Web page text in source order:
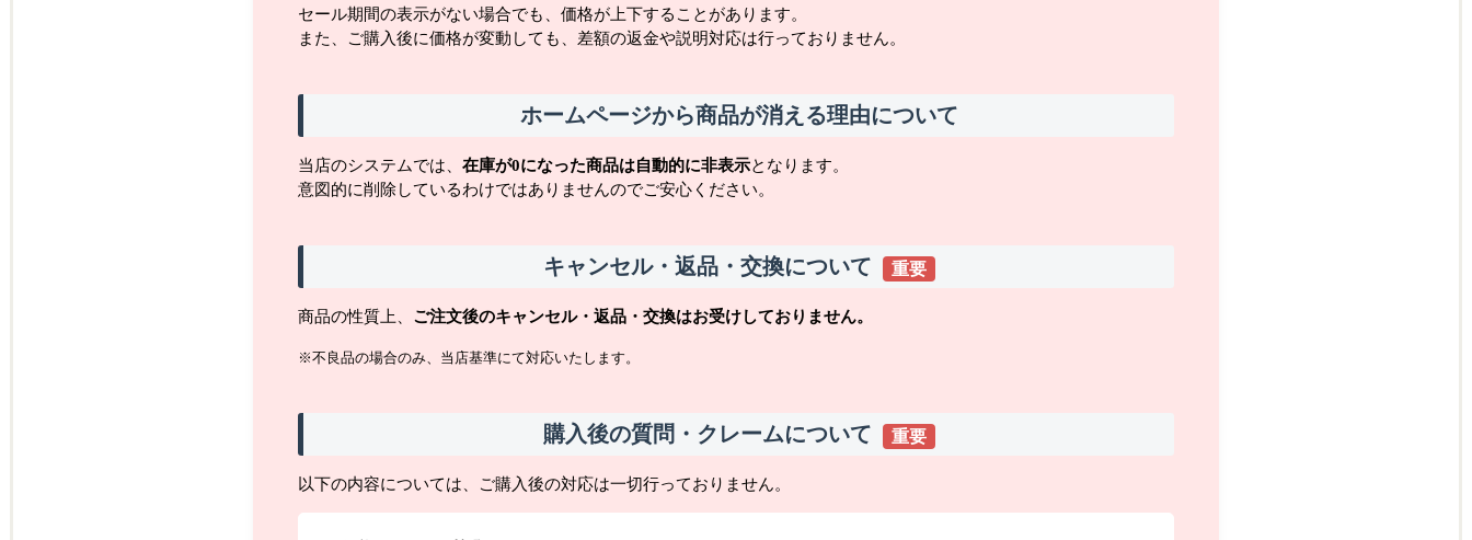
セール期間の表示がない場合でも、価格が上下することがあります。
また、ご購入後に価格が変動しても、差額の返金や説明対応は行っておりません。
ホームページから商品が消える理由について
当店のシステムでは、 在庫が0になった商品は自動的に非表示となります。
意図的に削除しているわけではありませんのでご安心ください。
キャンセル・返品・交換について 重要
商品の性質上、 ご注文後のキャンセル・返品・交換はお受けしておりません。
※不良品の場合のみ、当店基準にて対応いたします。
購入後の質問・クレームについて 重要
以下の内容については、ご購入後の対応は一切行っておりません。